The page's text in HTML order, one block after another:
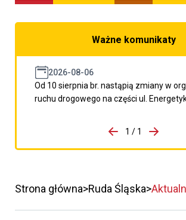
Ważne komunikaty
2026-08-06
Od 10 sierpnia br. nastąpią zmiany w
ruchu drogowego na części ul.
porzpedniego komunikatu
1 / 1
Przejdź
Strona główna Ruda Śląska